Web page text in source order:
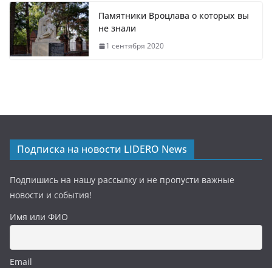
Памятники Вроцлава о которых вы
не знали
1 сентября 2020
Подписка на новости LIDERO News
Подпишись на нашу рассылку и не пропусти важные
новости и события!
Имя или ФИО
Email